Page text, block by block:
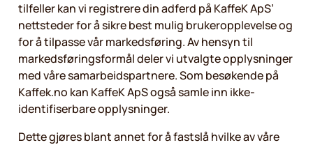
tilfeller kan vi registrere din adferd på KaffeK ApS’
nettsteder for å sikre best mulig brukeropplevelse og
for å tilpasse vår markedsføring. Av hensyn til
markedsføringsformål deler vi utvalgte opplysninger
med våre samarbeidspartnere. Som besøkende på
Kaffek.no kan KaffeK ApS også samle inn ikke-
identifiserbare opplysninger.
Dette gjøres blant annet for å fastslå hvilke av våre